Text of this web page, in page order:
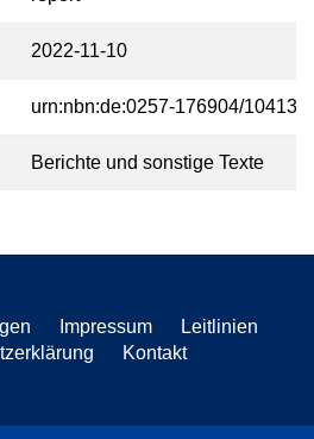
2022-11-10
urn:nbn:de:0257-176904/10413-2
Berichte und sonstige Texte
Impressum
Leitlinien
Kontakt